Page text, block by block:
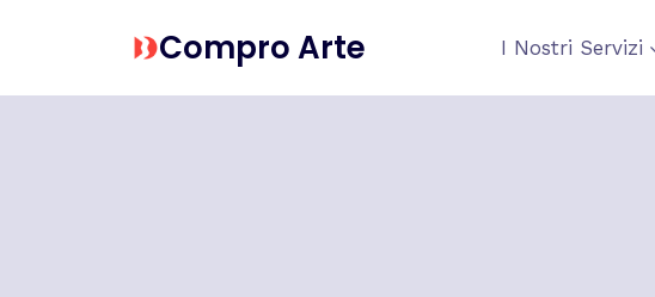
contenuto
Compro Arte I Nostri Servizi